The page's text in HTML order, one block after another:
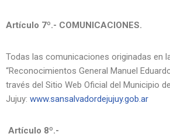
Artículo 7º.- COMUNICACIONES.
Todas las comunicaciones originadas en
“Reconocimientos General Manuel
través del Sitio Web Oficial del Municipio
Jujuy: www.sansalvadordejujuy.gob.ar
Artículo 8º.-